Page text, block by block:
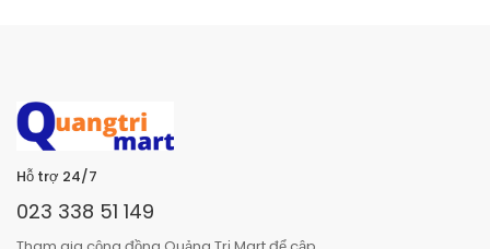
Hỗ trợ 24/7
023 338 51 149